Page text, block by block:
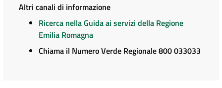
Altri canali di informazione
Ricerca nella Guida ai servizi della Regione
Emilia Romagna
Chiama il Numero Verde Regionale 800 033033